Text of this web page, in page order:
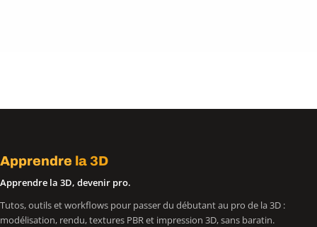
Apprendre la 3D
Apprendre la 3D, devenir pro.
Tutos, outils et workflows pour passer du débutant au pro de la 3D :
modélisation, rendu, textures PBR et impression 3D, sans baratin.